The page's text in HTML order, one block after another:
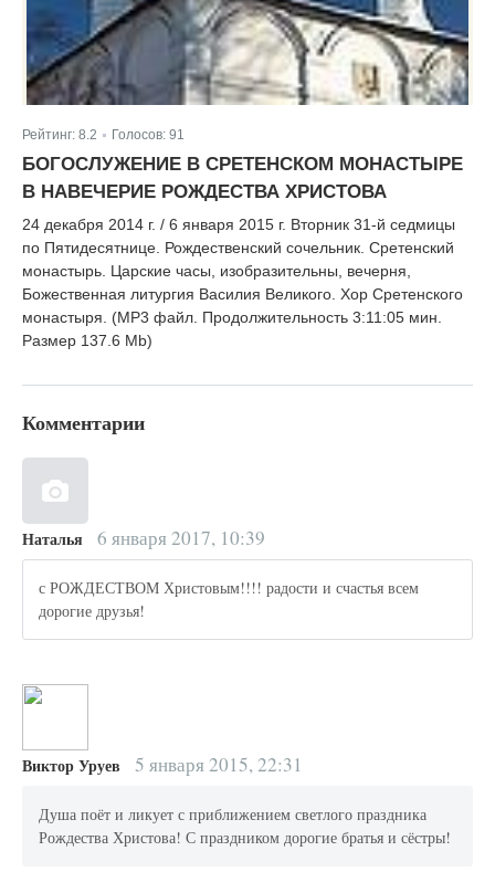
Рейтинг: 8.2 Голосов: 91
БОГОСЛУЖЕНИЕ В СРЕТЕНСКОМ МОНАСТЫРЕ
В НАВЕЧЕРИЕ РОЖДЕСТВА ХРИСТОВА
24 декабря 2014 г. / 6 января 2015 г. Вторник 31-й седмицы
по Пятидесятнице. Рождественский сочельник. Сретенский
монастырь. Царские часы, изобразительны, вечерня,
Божественная литургия Василия Великого. Хор Сретенского
монастыря. (MP3 файл. Продолжительность 3:11:05 мин.
Размер 137.6 Mb)
Комментарии
Наталья 6 января 2017, 10:39
с РОЖДЕСТВОМ Христовым!!!! радости и счастья всем
дорогие друзья!
Виктор Уруев 5 января 2015, 22:31
Душа поёт и ликует с приближением светлого праздника
Рождества Христова! С праздником дорогие братья и сёстры!